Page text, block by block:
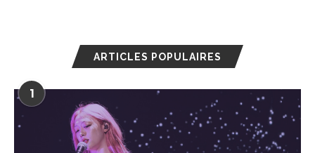
ARTICLES POPULAIRES
1